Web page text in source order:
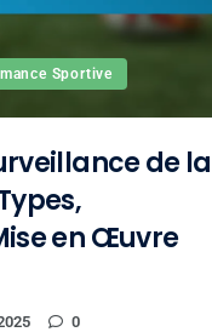
Sportive
de la
en Œuvre
0